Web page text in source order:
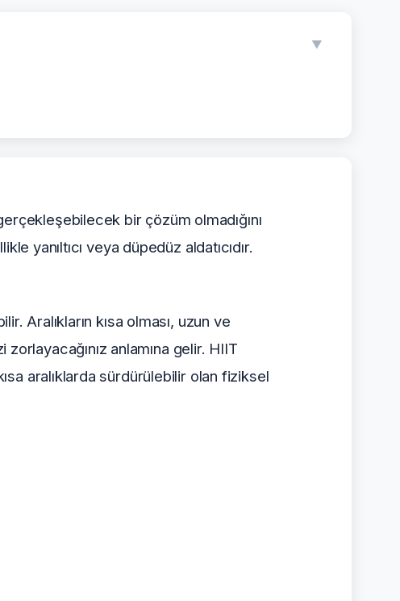
▼
bir çözüm olmadığını
yanıltıcı veya düpedüz aldatıcıdır.
Aralıkların kısa olması, uzun ve
anlamına gelir. HIIT
aralıklarda sürdürülebilir olan fiziksel